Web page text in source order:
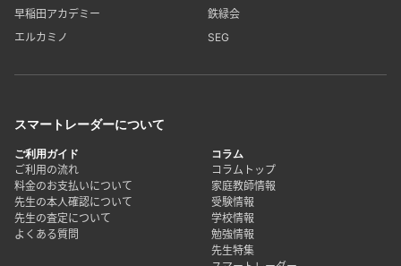
早稲田アカデミー
鉄緑会
エルカミノ
SEG
スマートレーダーについて
ご利用ガイド
ご利用の流れ
料金のお支払いについて
先生の本人確認について
先生の査定について
よくある質問
コラム
コラムトップ
家庭教師情報
受験情報
学校情報
勉強情報
先生特集